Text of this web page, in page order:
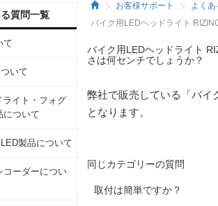
お客様サポート
よくあ
バイク用LEDヘッドライト
バイク用LEDヘッドライト
さは何センチでしょうか？
弊社で販売している「バイ
となります。
同じカテゴリーの質問
取付は簡単ですか？
質問一覧
て
いて
ライト・フォグ
について
製品について
コーダーについ